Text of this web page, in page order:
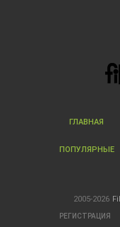
ГЛАВНАЯ
ПОПУЛЯРНЫЕ
2005-2026
РЕГИСТРАЦИЯ